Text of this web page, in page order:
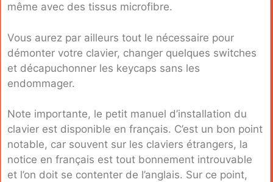
même avec des tissus microfibre.
Vous aurez par ailleurs tout le nécessaire pour
démonter votre clavier, changer quelques switches
et décapuchonner les keycaps sans les
endommager.
Note importante, le petit manuel d’installation du
clavier est disponible en français. C’est un bon point
notable, car souvent sur les claviers étrangers, la
notice en français est tout bonnement introuvable
et l’on doit se contenter de l’anglais. Sur ce point,